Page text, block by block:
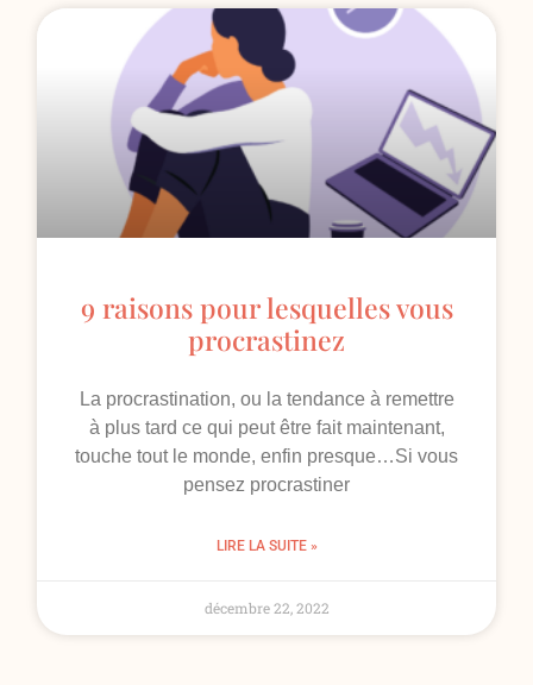
9 raisons pour lesquelles vous
procrastinez
La procrastination, ou la tendance à remettre
à plus tard ce qui peut être fait maintenant,
touche tout le monde, enfin presque…Si vous
pensez procrastiner
LIRE LA SUITE »
décembre 22, 2022